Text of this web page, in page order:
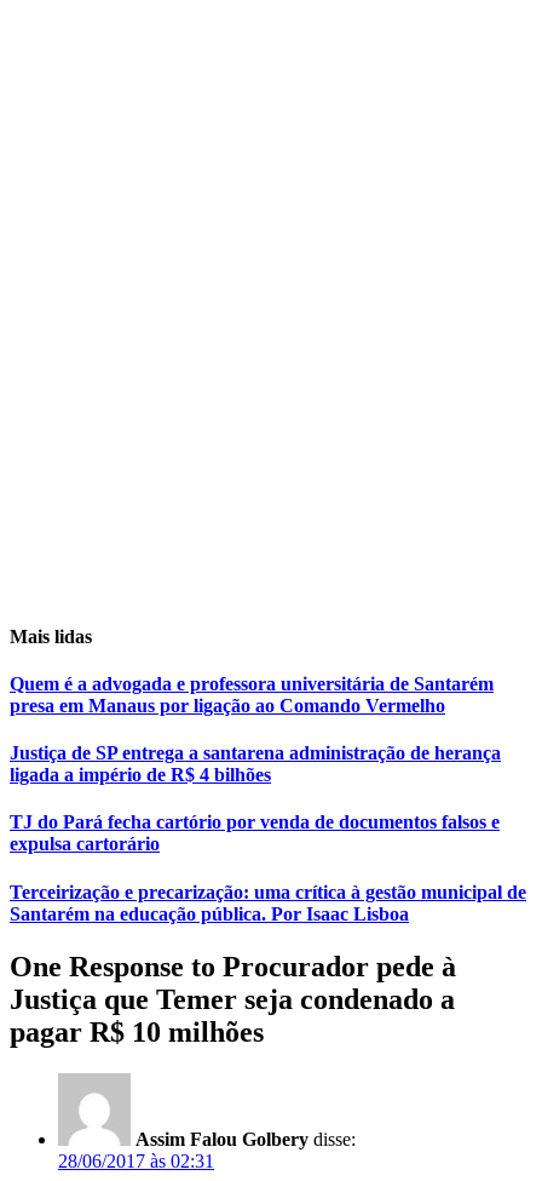
Mais lidas
Quem é a advogada e professora universitária de Santarém
presa em Manaus por ligação ao Comando Vermelho
Justiça de SP entrega a santarena administração de herança
ligada a império de R$ 4 bilhões
TJ do Pará fecha cartório por venda de documentos falsos e
expulsa cartorário
Terceirização e precarização: uma crítica à gestão municipal de
Santarém na educação pública. Por Isaac Lisboa
One Response to Procurador pede à
Justiça que Temer seja condenado a
pagar R$ 10 milhões
Assim Falou Golbery disse:
28/06/2017 às 02:31